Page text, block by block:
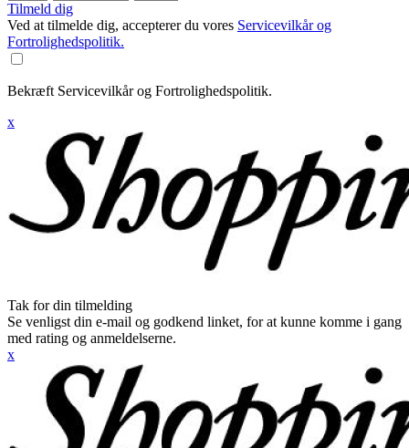
Tilmeld dig
Ved at tilmelde dig, accepterer du vores Servicevilkår og
Fortrolighedspolitik.
Bekræft Servicevilkår og Fortrolighedspolitik.
x
Tak for din tilmelding
Se venligst din e-mail og godkend linket, for at kunne komme i gang
med rating og anmeldelserne.
x